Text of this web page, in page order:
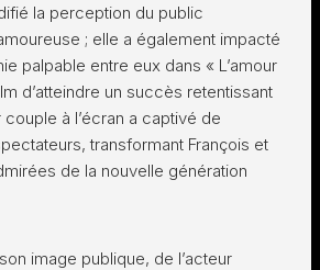
la perception du public
; elle a également impacté
palpable entre eux dans « L’amour
d’atteindre un succès retentissant
à l’écran a captivé de
transformant François et
de la nouvelle génération
image publique, de l’acteur